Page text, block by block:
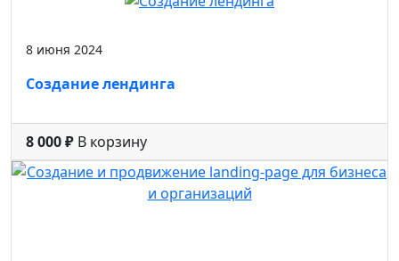
8 июня 2024
Создание лендинга
8 000 ₽ В корзину